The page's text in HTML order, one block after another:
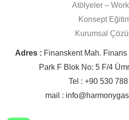
Atölyeler –
Konsept
Kurumsal
Adres : Finanskent Mah.
Park F Blok No: 5 F/4
Tel : +90 530
mail :